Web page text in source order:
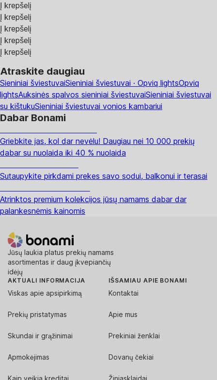
Į krepšelį
Į krepšelį
Į krepšelį
Į krepšelį
Į krepšelį
Atraskite daugiau
Sieniniai šviestuvaiSieniniai šviestuvai · Opviq lightsOpviq
lightsAuksinės spalvos sieniniai šviestuvaiSieniniai šviestuvai
su kištukuSieniniai šviestuvai vonios kambariui
Dabar Bonami
Griebkite jas, kol dar nevėlu! Daugiau nei 10 000 prekių
dabar su nuolaida iki 40 % nuolaida
Sutaupykite pirkdami prekes savo sodui, balkonui ir terasai
Atrinktos premium kolekcijos jūsų namams dabar dar
palankesnėmis kainomis
Jūsų laukia platus prekių namams
asortimentas ir daug įkvepiančių
idėjų
AKTUALI INFORMACIJA
Viskas apie apsipirkimą
Prekių pristatymas
Skundai ir grąžinimai
Apmokėjimas
IŠSAMIAU APIE BONAMI
Kontaktai
Apie mus
Prekiniai ženklai
Dovanų čekiai